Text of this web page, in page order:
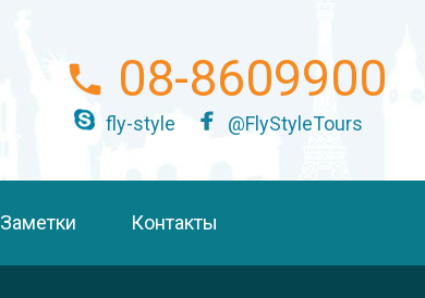
08-8609900
fly-style @FlyStyleTours
Заметки Контакты